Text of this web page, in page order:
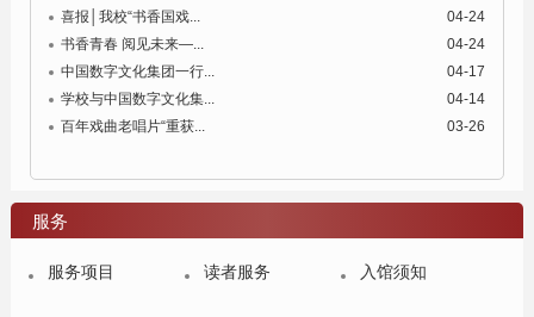
04-24
喜报│我校“书香国戏...
04-24
书香青春 阅见未来—...
04-17
中国数字文化集团一行...
04-14
学校与中国数字文化集...
03-26
百年戏曲老唱片“重获...
服务
服务项目 读者服务 入馆须知